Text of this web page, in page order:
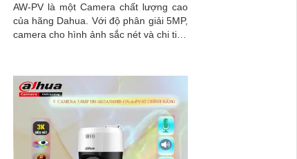
AW-PV là một Camera chất lượng cao
của hãng Dahua. Với độ phân giải 5MP,
camera cho hình ảnh sắc nét và chi tiết.